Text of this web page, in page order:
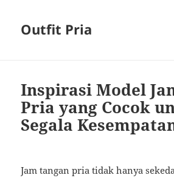
Outfit Pria
Inspirasi Model
Pria yang Cocok
Segala
Jam tangan pria tidak hanya